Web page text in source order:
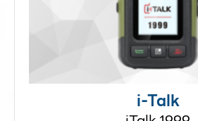
i-Talk